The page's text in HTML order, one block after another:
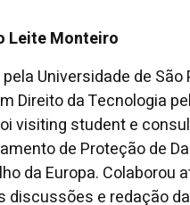
Leite Monteiro
Universidade de São
Direito da Tecnologia
visiting student e
de Proteção de
da Europa. Colaborou
discussões e redação